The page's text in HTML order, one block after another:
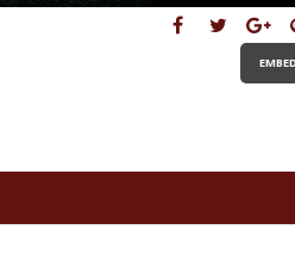
EMBED